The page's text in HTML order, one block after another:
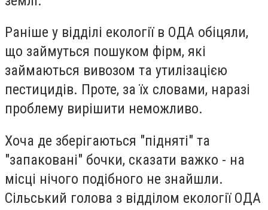
Раніше у відділі екології в ОДА обіцяли,
що займуться пошуком фірм, які
займаються вивозом та утилізацією
пестицидів. Проте, за їх словами, наразі
проблему вирішити неможливо.
Хоча де зберігаються "підняті" та
"запаковані" бочки, сказати важко - на
місці нічого подібного не знайшли.
Сільський голова з відділом екології ОДА